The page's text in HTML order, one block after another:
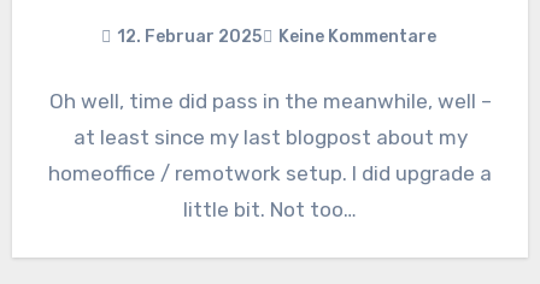
12. Februar 2025 Keine Kommentare
Oh well, time did pass in the meanwhile, well –
at least since my last blogpost about my
homeoffice / remotwork setup. I did upgrade a
little bit. Not too…